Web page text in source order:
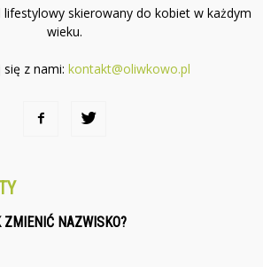
skierowany do kobiet w każdym
wieku.
z nami: kontakt@oliwkowo.pl
ZMIENIĆ NAZWISKO?